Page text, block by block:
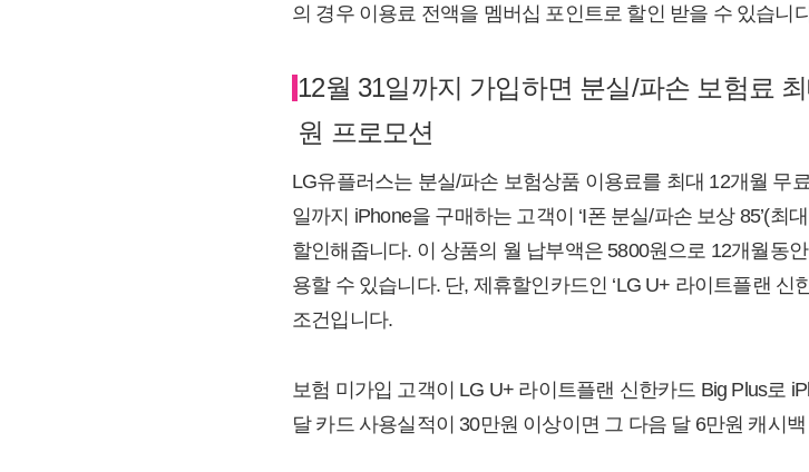
의 경우 이용료 전액을 멤버십 포인트로 할인 받을 수 있습니
12월 31일까지 가입하면 분실/파손 보험료
원 프로모션
LG유플러스는 분실/파손 보험상품 이용료를 최대 12개월 무
일까지 iPhone을 구매하는 고객이 ‘I폰 분실/파손 보상 85’(
할인해줍니다. 이 상품의 월 납부액은 5800원으로 12개월동
용할 수 있습니다. 단, 제휴할인카드인 ‘LG U+ 라이트플랜 신
조건입니다.
보험 미가입 고객이 LG U+ 라이트플랜 신한카드 Big Plus로
달 카드 사용실적이 30만원 이상이면 그 다음 달 6만원 캐시